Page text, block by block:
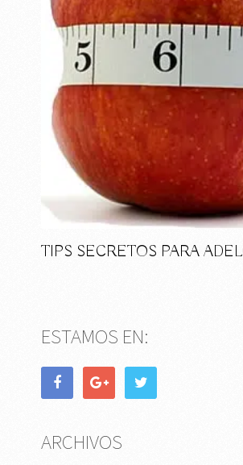
TIPS SECRETOS PARA
ESTAMOS EN:
ARCHIVOS